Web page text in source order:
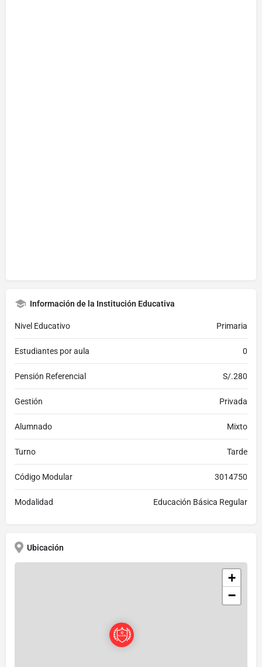
Información de la Institución Educativa
Nivel Educativo Primaria
Estudiantes por aula 0
Pensión Referencial S/.280
Gestión Privada
Alumnado Mixto
Turno Tarde
Código Modular 3014750
Modalidad Educación Básica Regular
Ubicación
+
−